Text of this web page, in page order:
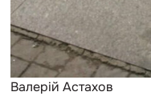
Валерій Астахов